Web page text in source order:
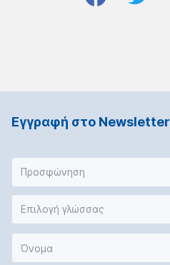
Εγγραφή στο Νewsletter
Προσφώνηση
Επιλογή γλώσσας